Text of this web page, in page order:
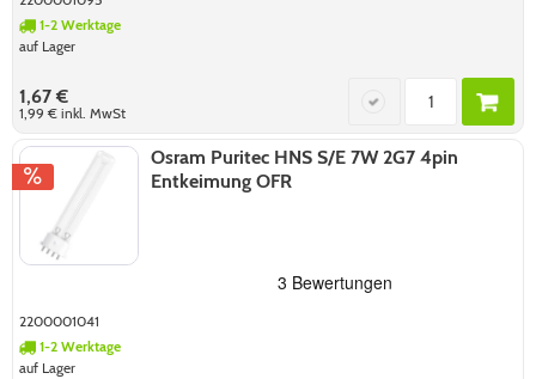
1-2 Werktage
auf Lager
1,67 €
1,99 €inkl. MwSt
Osram Puritec HNS S/E 7W 2G7 4pin
Entkeimung OFR
2200001041
1-2 Werktage
auf Lager